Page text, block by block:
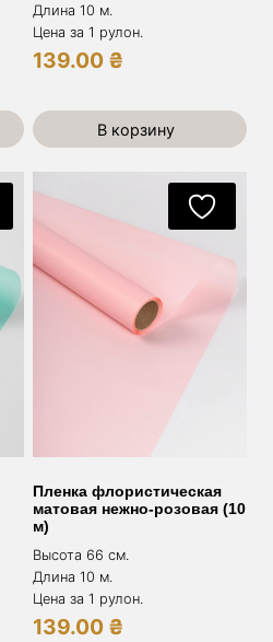
Длина 10 м.
Цена за 1 рулон.
139.00 ₴
В корзину
Пленка флористическая
матовая нежно-розовая (10
м)
Высота 66 см.
Длина 10 м.
Цена за 1 рулон.
139.00 ₴